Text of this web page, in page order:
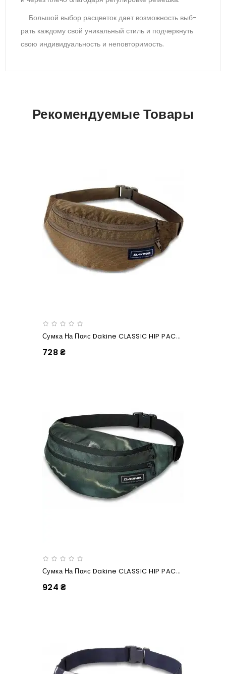
Боль­шой вы­бор рас­цве­ток да­ет воз­можность выб­
рать каж­до­му свой уни­каль­ный стиль и под­чер­кнуть
свою ин­ди­виду­аль­ность и не­пов­то­римость.
Рекомендуемые Товары
Сумка На Пояс Dakine CLASSIC HIP PACK LARGE Dark Olive Dobby
728 ₴
Сумка На Пояс Dakine CLASSIC HIP PACK LARGE Olive Ashcroft Camo
924 ₴